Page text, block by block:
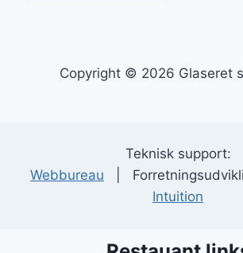
Copyright © 2026 Glaseret
Teknisk support:
Webbureau |
Intuition